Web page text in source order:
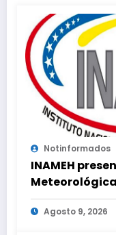
Notinformados
INAMEH
horas, de
2026Agosto 9, 2026